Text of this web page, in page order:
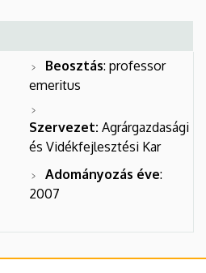
Beosztás: professor
emeritus
Szervezet: Agrárgazdasági
és Vidékfejlesztési Kar
Adományozás éve:
2007